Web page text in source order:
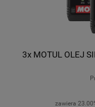
3x MOTUL OLEJ
zawiera